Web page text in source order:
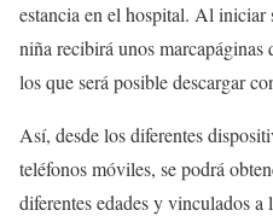
estancia en el hospital. Al
niña recibirá unos
los que será posible descargar
Así, desde los diferentes
teléfonos móviles, se podrá
diferentes edades y vinculados